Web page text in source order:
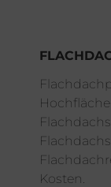
Kosten.